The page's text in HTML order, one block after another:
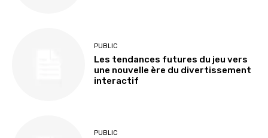
PUBLIC
Les tendances futures du jeu vers
une nouvelle ère du divertissement
interactif
PUBLIC